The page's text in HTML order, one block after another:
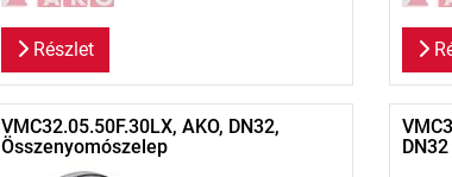
Részlet
VMC32.05.50F.30LX, AKO, DN32,
Összenyomószelep
DN32